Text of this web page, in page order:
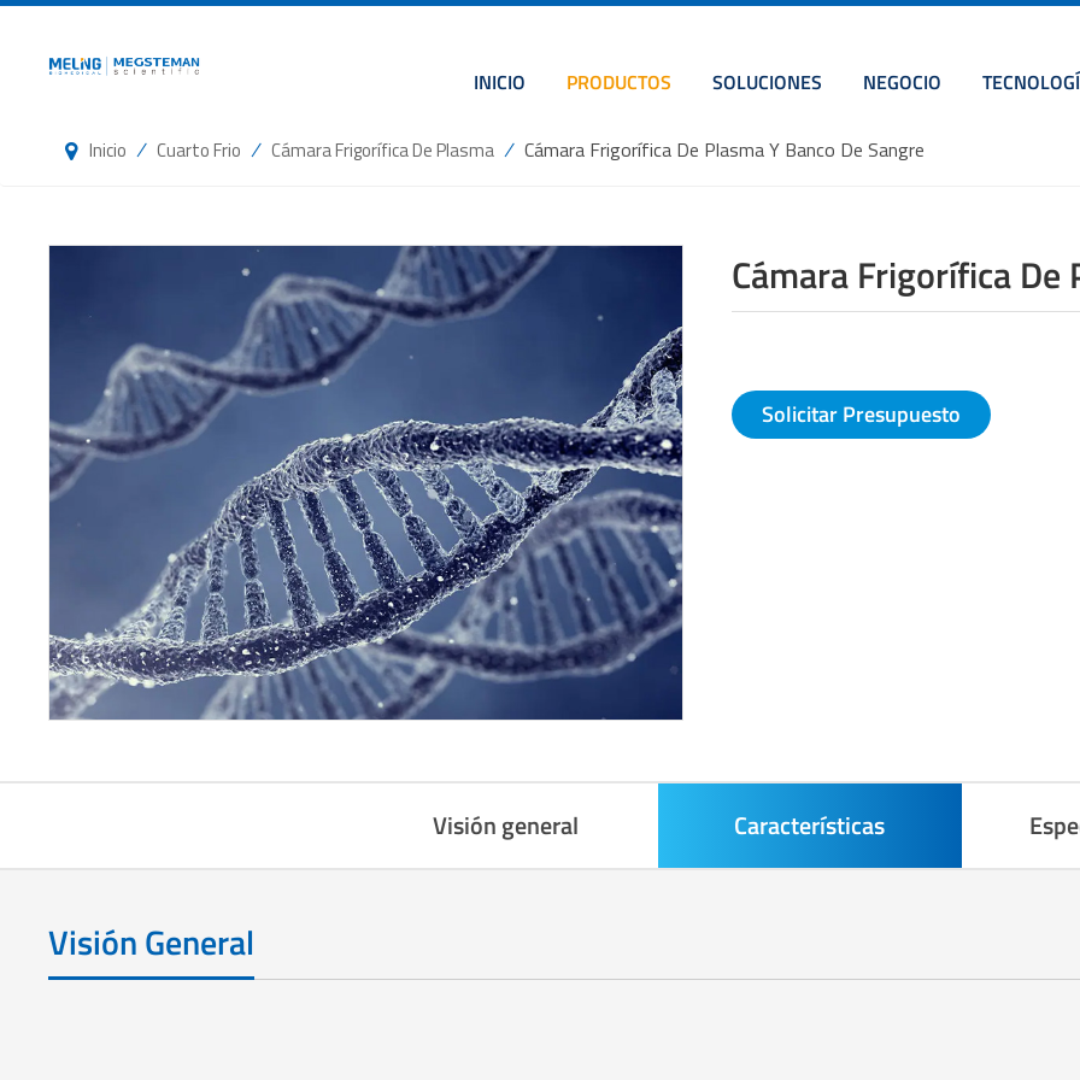
INICIO PRODUCTOS SOLUCIONES NEGOCIO
Inicio / Cuarto Frio / Cámara Frigorífica De Plasma / Cámara Frigorífica De Plasma Y Banco De Sangre
Cámara Frigorífica De
Solicitar Presupuesto
Visión general Características
Visión General